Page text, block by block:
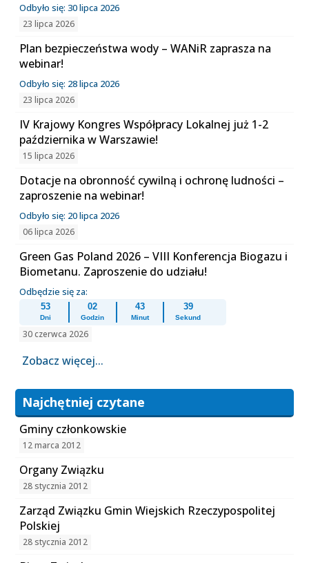
Odbyło się: 30 lipca 2026
23 lipca 2026
Plan bezpieczeństwa wody – WANiR zaprasza na
webinar!
Odbyło się: 28 lipca 2026
23 lipca 2026
IV Krajowy Kongres Współpracy Lokalnej już 1-2
października w Warszawie!
15 lipca 2026
Dotacje na obronność cywilną i ochronę ludności –
zaproszenie na webinar!
Odbyło się: 20 lipca 2026
06 lipca 2026
Green Gas Poland 2026 – VIII Konferencja Biogazu i
Biometanu. Zaproszenie do udziału!
Odbędzie się za:
53
Dni
02
Godzin
43
Minut
39
Sekund
30 czerwca 2026
Zobacz więcej...
Najchętniej czytane
Gminy członkowskie
12 marca 2012
Organy Związku
28 stycznia 2012
Zarząd Związku Gmin Wiejskich Rzeczypospolitej
Polskiej
28 stycznia 2012